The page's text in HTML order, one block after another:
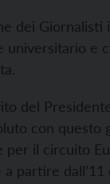
dei
universitario
del
con questo
per il circuito
a partire